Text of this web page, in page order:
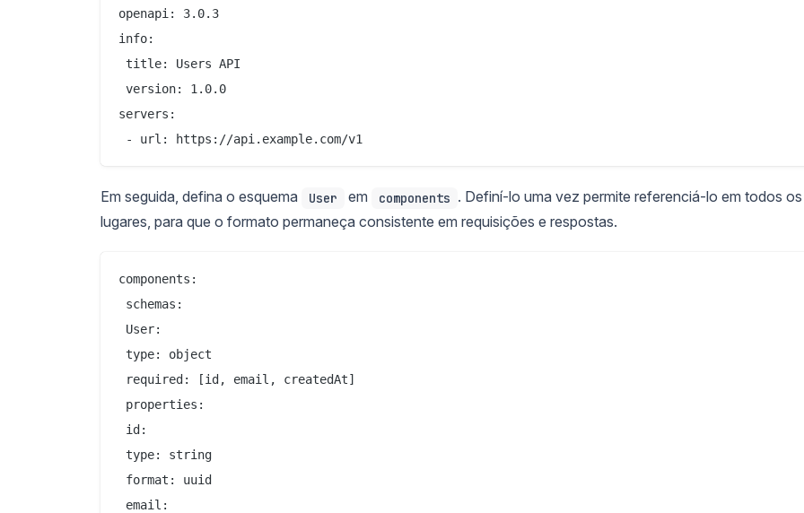
openapi: 3.0.3
info:
title: Users API
version: 1.0.0
servers:
Em seguida, defina o esquema User em components . Definí-lo uma vez permite referenciá-lo em todos os
lugares, para que o formato permaneça consistente em requisições e respostas.
components:
schemas:
User:
type: object
required: [id, email, createdAt]
properties:
id:
type: string
format: uuid
email: